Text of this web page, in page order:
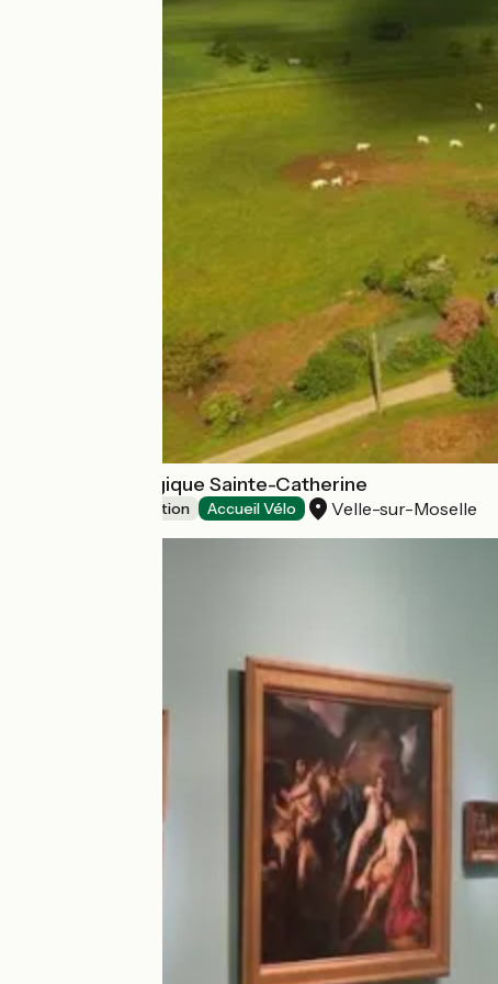
Ferme pédagogique Sainte-Catherine
Leisure and recreation Accueil Vélo Velle-sur-Moselle